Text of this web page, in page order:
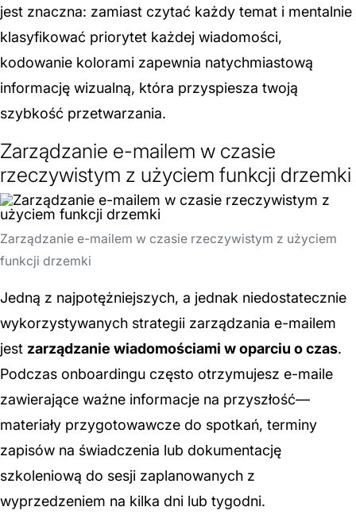
jest znaczna: zamiast czytać każdy temat i mentalnie
klasyfikować priorytet każdej wiadomości,
kodowanie kolorami zapewnia natychmiastową
informację wizualną, która przyspiesza twoją
szybkość przetwarzania.
Zarządzanie e-mailem w czasie
rzeczywistym z użyciem funkcji drzemki
Zarządzanie e-mailem w czasie rzeczywistym z użyciem
funkcji drzemki
Jedną z najpotężniejszych, a jednak niedostatecznie
wykorzystywanych strategii zarządzania e-mailem
jest zarządzanie wiadomościami w oparciu o czas.
Podczas onboardingu często otrzymujesz e-maile
zawierające ważne informacje na przyszłość—
materiały przygotowawcze do spotkań, terminy
zapisów na świadczenia lub dokumentację
szkoleniową do sesji zaplanowanych z
wyprzedzeniem na kilka dni lub tygodni.